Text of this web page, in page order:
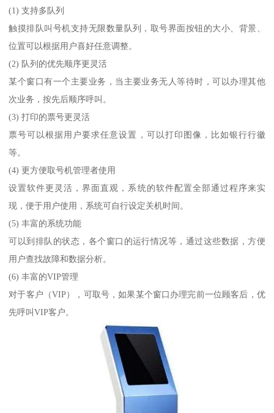
(1) 支持多队列
触摸排队叫号机支持无限数量队列，取号界面按钮的大小、背景、
位置可以根据用户喜好任意调整。
(2) 队列的优先顺序更灵活
某个窗口有一个主要业务，当主要业务无人等待时，可以办理其他
次业务，按先后顺序呼叫。
(3) 打印的票号更灵活
票号可以根据用户要求任意设置，可以打印图像，比如银行行徽
等。
(4) 更方便取号机管理者使用
设置软件更灵活，界面直观，系统的软件配置全部通过程序来实
现，便于用户使用，系统可自行设定关机时间。
(5) 丰富的系统功能
可以到排队的状态，各个窗口的运行情况等，通过这些数据，方便
用户查找故障和数据分析。
(6) 丰富的VIP管理
对于客户（VIP），可取号，如果某个窗口办理完前一位顾客后，优
先呼叫VIP客户。